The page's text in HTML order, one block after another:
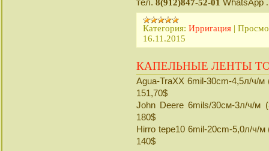
тел. 8(912)847-52-01 WhatsApp
Категория: Ирригация |
16.11.2015
КАПЕЛЬНЫЕ ЛЕНТЫ
Agua-TraXX 6mil-30cm-4,5л/ч/
151,70$
John Deere 6mils/30см-3л/ч/м
180$
Hirro tepe10 6mil-20cm-5,0л/ч/
140$